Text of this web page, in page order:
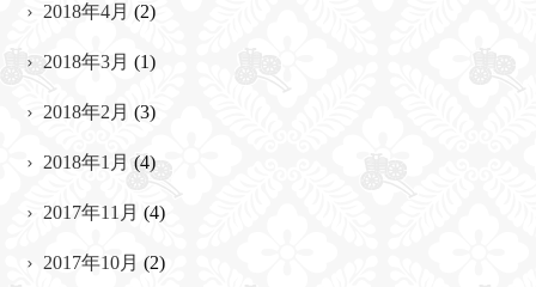
2018年4月 (2)
2018年3月 (1)
2018年2月 (3)
2018年1月 (4)
2017年11月 (4)
2017年10月 (2)